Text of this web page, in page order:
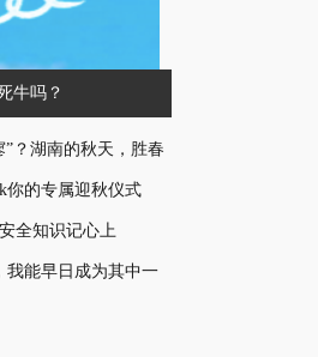
牛吗？
”？湖南的秋天，胜春
的专属迎秋仪式
全知识记心上
我能早日成为其中一